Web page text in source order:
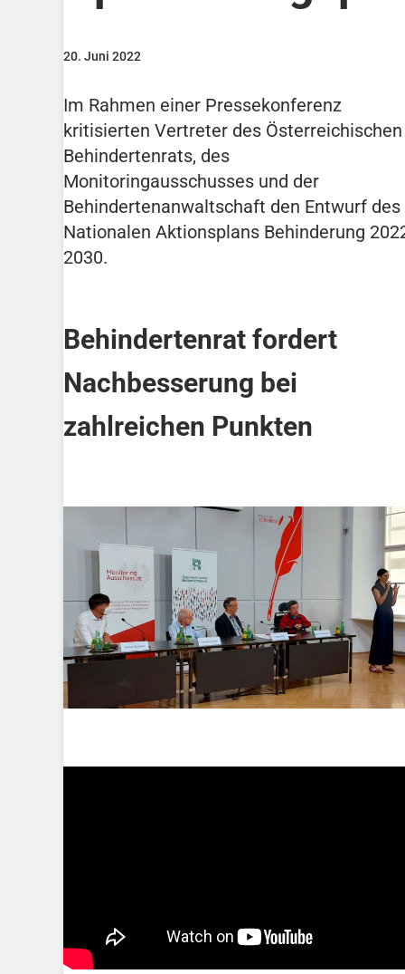
20. Juni 2022
Im Rahmen einer Pressekonferenz
kritisierten Vertreter des Österreichischen
Behindertenrats, des
Monitoringausschusses und der
Behindertenanwaltschaft den Entwurf des
Nationalen Aktionsplans Behinderung
2030.
Behindertenrat fordert
Nachbesserung bei
zahlreichen Punkten